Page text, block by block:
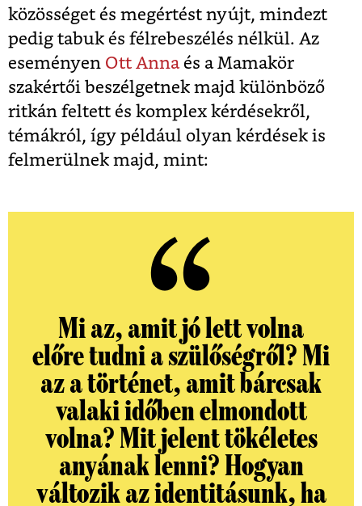
közösséget és megértést nyújt, mindezt
pedig tabuk és félrebeszélés nélkül. Az
eseményen Ott Annaés a Mamakör
szakértői beszélgetnek majd különböző
ritkán feltett és komplex kérdésekről,
témákról, így például olyan kérdések is
felmerülnek majd, mint:
Mi az, amit jó lett volna
előre tudni a szülőségről? Mi
az a történet, amit bárcsak
valaki időben elmondott
volna? Mit jelent tökéletes
anyának lenni? Hogyan
változik az identitásunk, ha